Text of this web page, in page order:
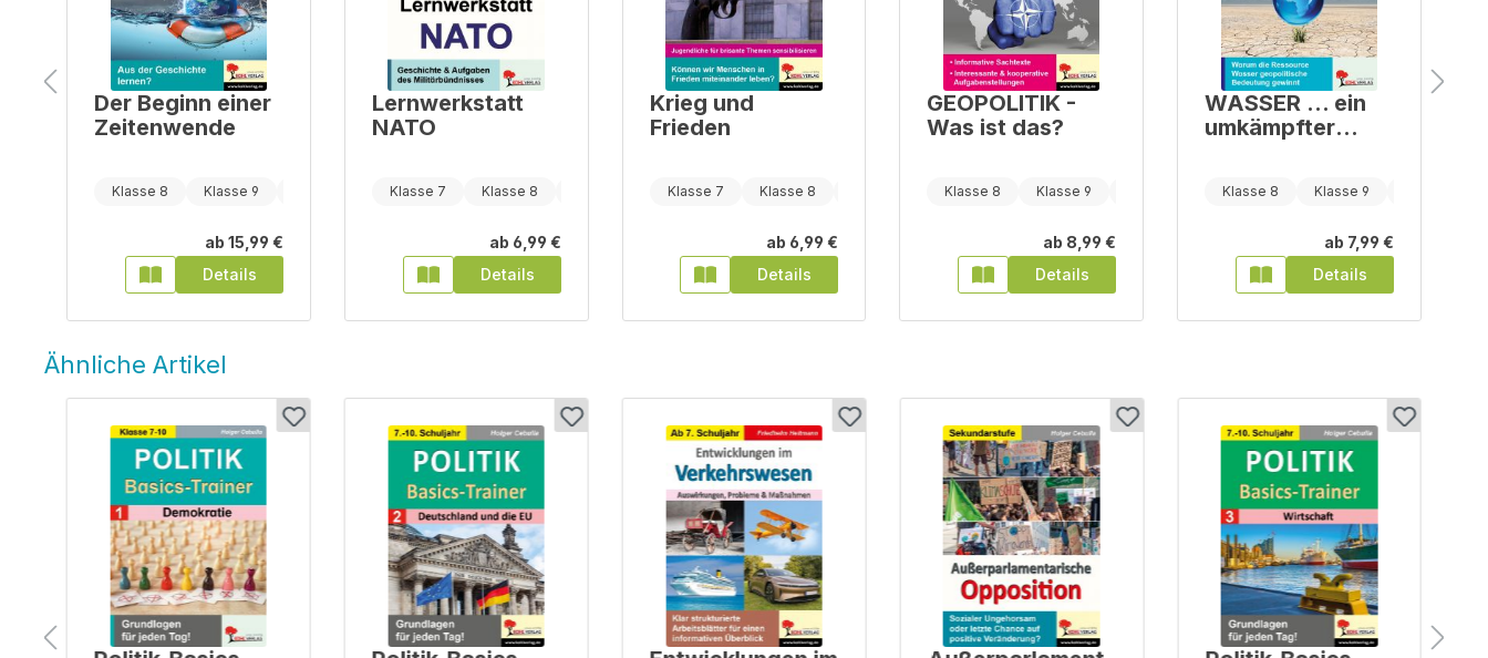
Der Beginn einer
Zeitenwende
Klasse 8 Klasse 9
ab 15,99 €
Details
Lernwerkstatt
NATO
Klasse 7 Klasse 8
ab 6,99 €
Details
Krieg und
Frieden
Klasse 7 Klasse 8
ab 6,99 €
Details
GEOPOLITIK -
Was ist das?
Klasse 8 Klasse 9
ab 8,99 €
Details
WASSER ... ein
umkämpfter
Klasse 8 Klasse 9
ab 7,99 €
Details
Ähnliche Artikel